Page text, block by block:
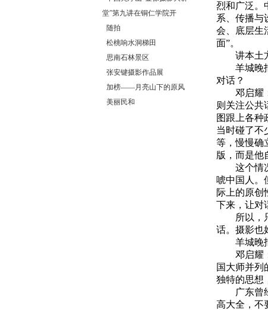
堂”第九讲在铜仁学院开
随拍
松桃响水洞梯田
思南石林景区
张安键摄影作品展
加榜——月亮山下的原风
美丽民和
烈和广泛。
系、传播与
会、底层生
面”。
讲本土方
羊城晚报
对话？
邓启耀：
则关注公共
图跟上各种
当时碰了不
等，慢慢确
版，而是他
这个情况
唬中国人。
际上的原创
下来，让对
所以，只
话。摄影也
羊城晚报
邓启耀：
国大师并列
独特的思想
广东曾经
高大全，不